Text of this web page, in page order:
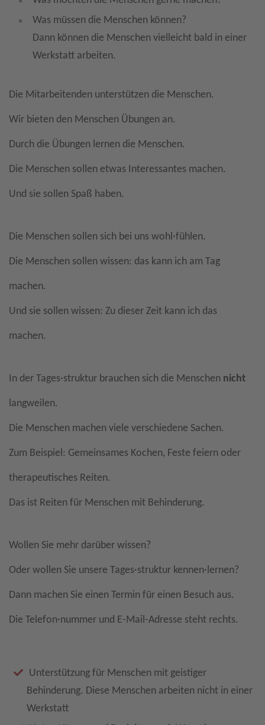
Was müssen die Menschen können?
Dann können die Menschen vielleicht bald in einer
Werkstatt arbeiten.
Die Mitarbeitenden unterstützen die Menschen.
Wir bieten den Menschen Übungen an.
Durch die Übungen lernen die Menschen.
Die Menschen sollen etwas Interessantes machen.
Und sie sollen Spaß haben.
Die Menschen sollen sich bei uns wohl·fühlen.
Die Menschen sollen wissen: das kann ich am Tag
machen.
Und sie sollen wissen: Zu dieser Zeit kann ich das
machen.
In der Tages·struktur brauchen sich die Menschen nicht
langweilen.
Die Menschen machen viele verschiedene Sachen.
Zum Beispiel: Gemeinsames Kochen, Feste feiern oder
therapeutisches Reiten.
Das ist Reiten für Menschen mit Behinderung.
Wollen Sie mehr darüber wissen?
Oder wollen Sie unsere Tages·struktur kennen·lernen?
Dann machen Sie einen Termin für einen Besuch aus.
Die Telefon·nummer und E-Mail-Adresse steht rechts.
Unterstützung für Menschen mit geistiger
Behinderung. Diese Menschen arbeiten nicht in einer
Werkstatt